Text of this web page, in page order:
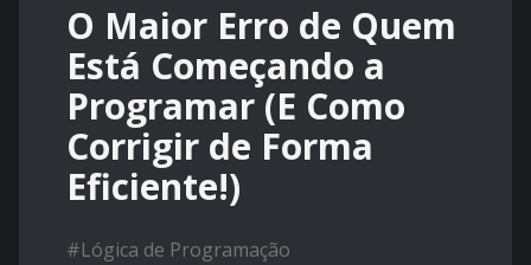
O Maior Erro de Quem
Está Começando a
Programar (E Como
Corrigir de Forma
Eficiente!)
#Lógica de Programação